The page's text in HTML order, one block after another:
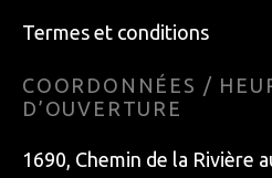
Termes et conditions
COORDONNÉES /
D’OUVERTURE
1690, Chemin de la Rivière